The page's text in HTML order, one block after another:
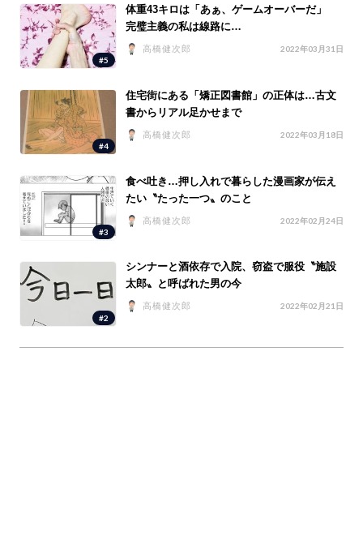
#5
体重43キロは「あぁ、ゲームオーバーだ」
完璧主義の私は線路に…
高橋健次郎 2022年03月31日
#4
住宅街にある「矯正図書館」の正体は…古文
書からリアル足かせまで
高橋健次郎 2022年03月18日
#3
食べ吐き…押し入れで暮らした漫画家が伝え
たい〝たった一つ〟のこと
高橋健次郎 2022年02月24日
#2
シンナーと酒依存で入院、窃盗で服役〝施設
太郎〟と呼ばれた男の今
高橋健次郎 2022年02月21日